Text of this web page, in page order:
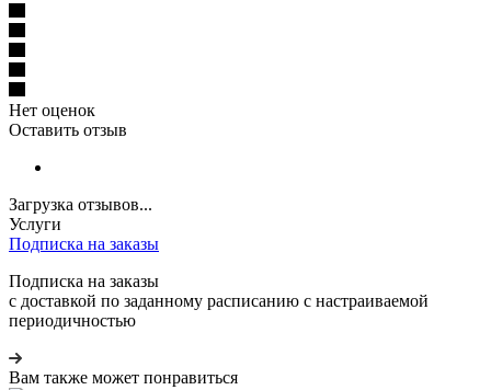
Нет оценок
Оставить отзыв
Загрузка отзывов...
Услуги
Подписка на заказы
Подписка на заказы
с доставкой по заданному расписанию с настраиваемой
периодичностью
Вам также может понравиться